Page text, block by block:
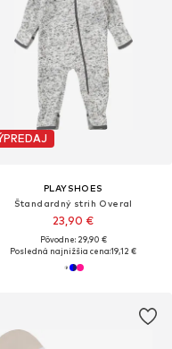
PLAYSHOES
Štandardný strih Overal
23,90 €
Pôvodne: 29,90 €
Posledná najnižšia cena:19,12 €